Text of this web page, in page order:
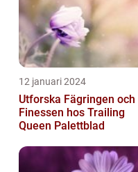
12 januari 2024
Utforska Fägringen och
Finessen hos Trailing
Queen Palettblad